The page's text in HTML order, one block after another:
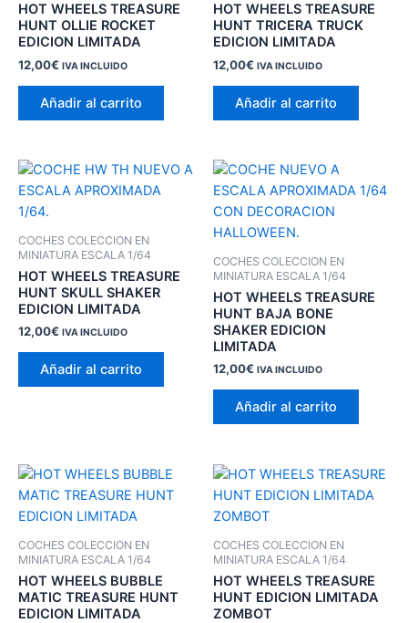
HOT WHEELS TREASURE
HUNT OLLIE ROCKET
EDICION LIMITADA
12,00€ IVA INCLUIDO
Añadir al carrito
HOT WHEELS TREASURE
HUNT TRICERA TRUCK
EDICION LIMITADA
12,00€ IVA INCLUIDO
Añadir al carrito
COCHES COLECCION EN
MINIATURA ESCALA 1/64
HOT WHEELS TREASURE
HUNT SKULL SHAKER
EDICION LIMITADA
12,00€ IVA INCLUIDO
Añadir al carrito
COCHES COLECCION EN
MINIATURA ESCALA 1/64
HOT WHEELS TREASURE
HUNT BAJA BONE
SHAKER EDICION
LIMITADA
12,00€ IVA INCLUIDO
Añadir al carrito
COCHES COLECCION EN
MINIATURA ESCALA 1/64
HOT WHEELS BUBBLE
MATIC TREASURE HUNT
EDICION LIMITADA
COCHES COLECCION EN
MINIATURA ESCALA 1/64
HOT WHEELS TREASURE
HUNT EDICION LIMITADA
ZOMBOT